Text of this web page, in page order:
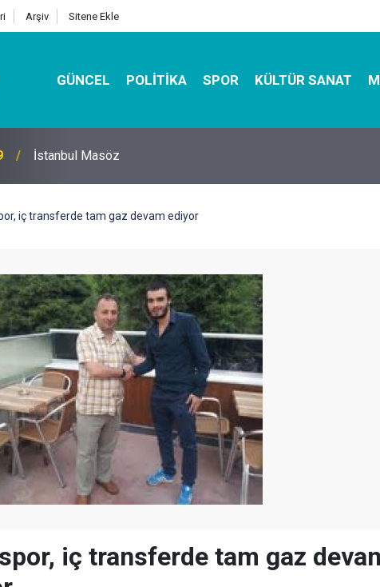
Arşiv Sitene Ekle
GÜNCEL POLITIKA SPOR KÜLTÜR SANAT
Kutu Sihirbazı ile Estetik, Dayanıklı ve Çevre Dostu Ambalaj
iç transferde tam gaz devam ediyor
iç transferde tam gaz